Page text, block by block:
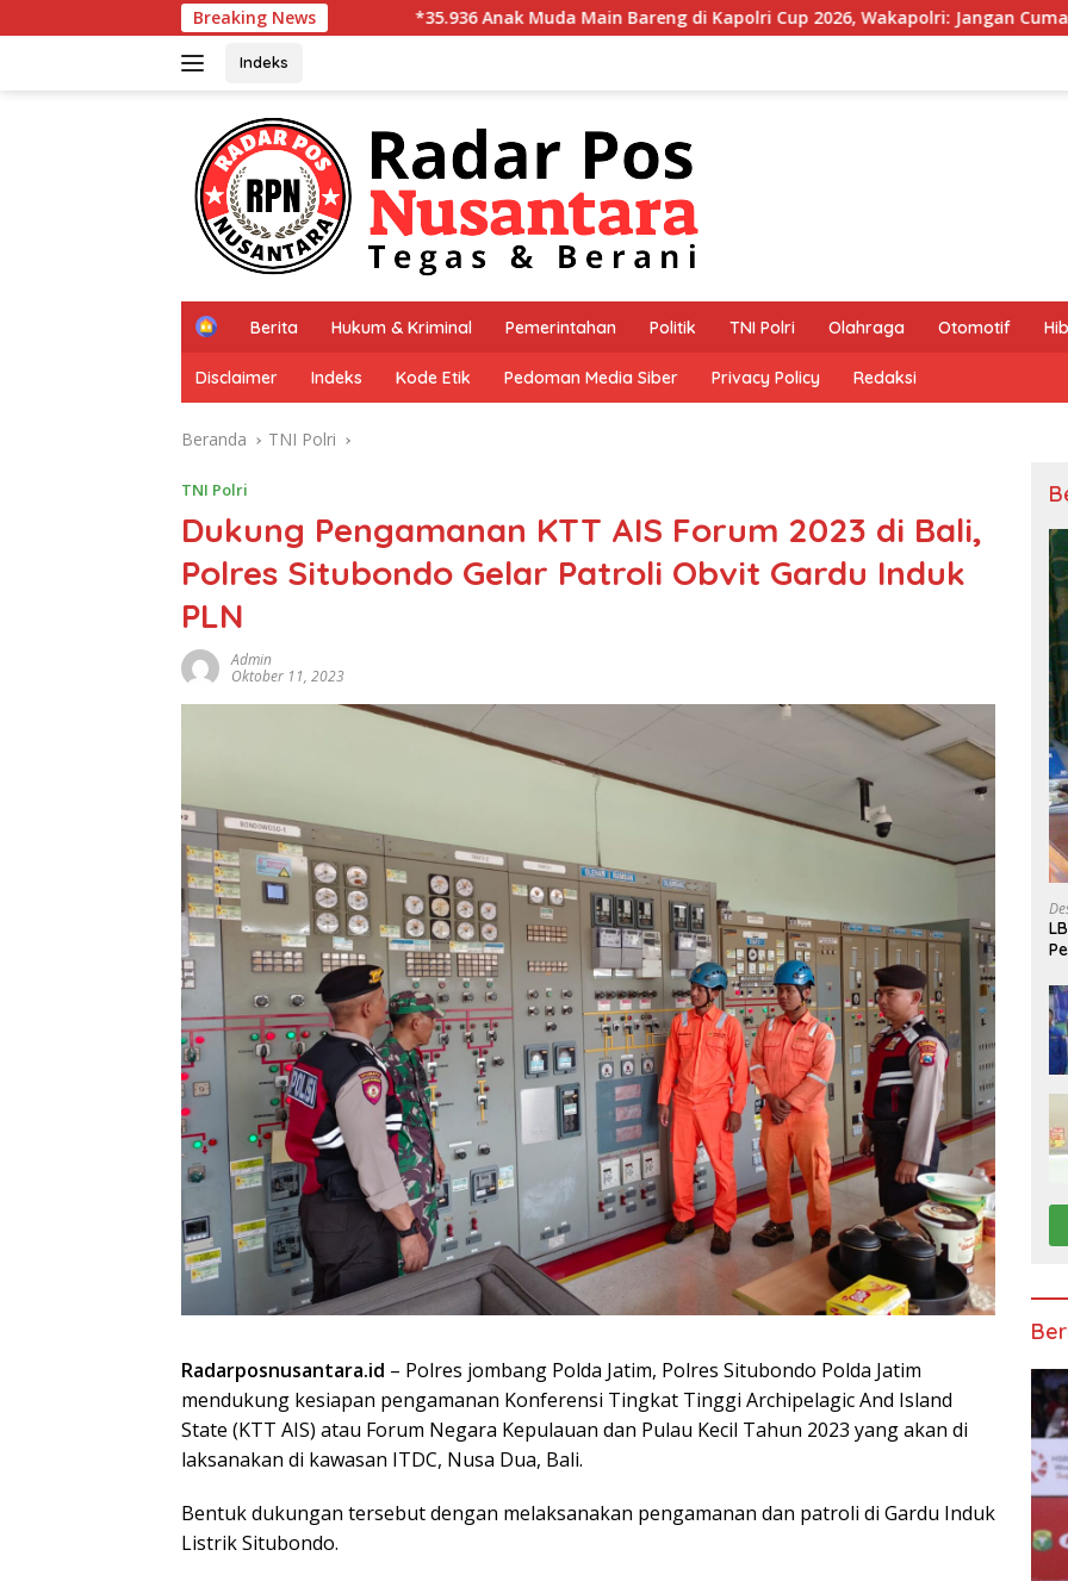
ke
Breaking News
*35.936 Anak Muda Main Bareng di Kapolri Cup 2026, Wakapolri: Jangan Cuma Jadi Penonton, Jadilah
Indeks
H
m
e
Berita Hukum & Kriminal Pemerintahan Politik TNI Polri Olahraga Otomotif
Disclaimer Indeks Kode Etik Pedoman Media Siber Privacy Policy Redaksi
Beranda TNI Polri
TNI Polri
Dukung Pengamanan KTT AIS Forum 2023 di Bali,
Polres Situbondo Gelar Patroli Obvit Gardu Induk
PLN
Admin
Oktober 11, 2023
Radarposnusantara.id – Polres jombang Polda Jatim, Polres Situbondo Polda Jatim
mendukung kesiapan pengamanan Konferensi Tingkat Tinggi Archipelagic And Island
State (KTT AIS) atau Forum Negara Kepulauan dan Pulau Kecil Tahun 2023 yang akan di
laksanakan di kawasan ITDC, Nusa Dua, Bali.
Bentuk dukungan tersebut dengan melaksanakan pengamanan dan patroli di Gardu Induk
Listrik Situbondo.